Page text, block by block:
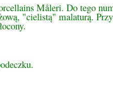
Måleri. Do tego
"cielistą" malaturą.